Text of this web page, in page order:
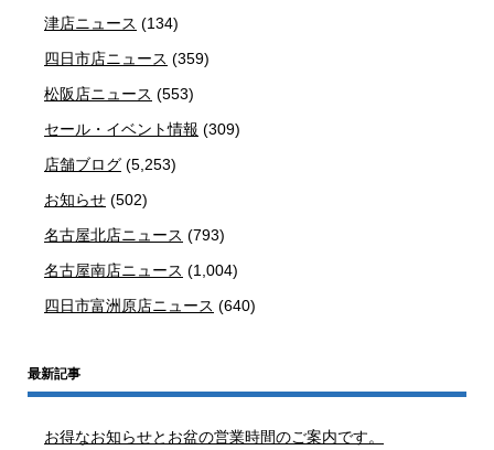
津店ニュース (134)
四日市店ニュース (359)
松阪店ニュース (553)
セール・イベント情報 (309)
店舗ブログ (5,253)
お知らせ (502)
名古屋北店ニュース (793)
名古屋南店ニュース (1,004)
四日市富洲原店ニュース (640)
最新記事
お得なお知らせとお盆の営業時間のご案内です。